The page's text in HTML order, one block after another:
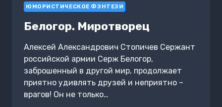
ЮМОРИСТИЧЕСКОЕ ФЭНТЕЗИ
Белогор. Миротворец
Алексей Александрович Стопичев Сержант
российской армии Серж Белогор,
заброшенный в другой мир, продолжает
приятно удивлять друзей и неприятно –
врагов! Он не только…